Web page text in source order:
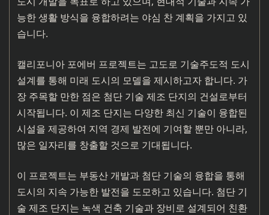
능한 생활 방식을 융합하려는 야심 찬 계획을 가지고 있
습니다.
캘리포니아 포에버 프로젝트는 고도로 기술주도적 도시
설계를 통해 미래 도시의 모델을 제시하고자 합니다. 가
장 주목할 만한 점은 첨단 기술 제조 단지의 건설로부터
시작됩니다. 이 제조 단지는 다양한 최신 기술이 융합된
시설을 제공하여 지역 경제 발전에 기여할 뿐만 아니라,
많은 일자리를 창출할 것으로 기대됩니다.
이 프로젝트는 부동산 개발과 첨단 기술의 융합을 통해
도시의 지속 가능한 발전을 도모하고 있습니다. 첨단 기
술 제조 단지는 녹색 건축 기술과 장비로 설계되어 친환